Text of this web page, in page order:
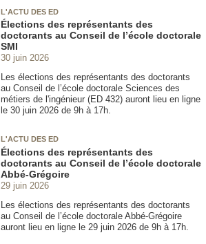
L'ACTU DES ED
Élections des représentants des
doctorants au Conseil de l’école doctorale
SMI
30 juin 2026
Les élections des représentants des doctorants
au Conseil de l’école doctorale Sciences des
métiers de l'ingénieur (ED 432) auront lieu en ligne
le 30 juin 2026 de 9h à 17h.
L'ACTU DES ED
Élections des représentants des
doctorants au Conseil de l’école doctorale
Abbé-Grégoire
29 juin 2026
Les élections des représentants des doctorants
au Conseil de l’école doctorale Abbé-Grégoire
auront lieu en ligne le 29 juin 2026 de 9h à 17h.